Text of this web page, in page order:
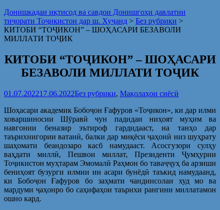
Донишкадаи иқтисод ва савдои Донишгоҳи давлатии
тиҷорати Тоҷикистон дар ш. Хуҷанд > Без рубрики >
КИТОБИ “ТОҶИКОН” – ШОҲАСАРИ БЕЗАВОЛИ
МИЛЛАТИ ТОҶИК
КИТОБИ “ТОҶИКОН” – ШОҲАСАРИ
БЕЗАВОЛИ МИЛЛАТИ ТОҶИК
01.07.202217.06.2022Без рубрики, Мақолаҳои сиёсӣ
Шоҳасари академик Бобоҷон Ғафуров «Тоҷикон», ки дар илми
ховаршиносии Шӯравӣ чун падидаи ниҳоят муҳим ва
навгонии беназир эътироф гардидааст, на танҳо дар
таърихнигории ватанӣ, балки дар миқёси ҷаҳонӣ низ шуҳрату
шаҳомати беандозаро касб намудааст. Асосгузори сулҳу
ваҳдати миллӣ, Пешвои миллат, Президенти Ҷумҳурии
Тоҷикистон муҳтарам Эмомалӣ Раҳмон бо таваҷҷуҳ ба арзиши
бениҳоят бузурги илмии ин асари бунёдӣ таъкид намудаанд,
ки Бобоҷон Ғафуров бо заҳмати чандинсолаи худ мо ва
мардуми ҷаҳонро бо саҳифаҳои таърихи рангини миллатамон
ошно кард.